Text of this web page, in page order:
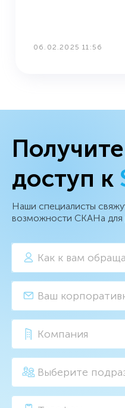
06.02.2025 11:56
доступ к
Наши специалисты
возможности СКАНа для